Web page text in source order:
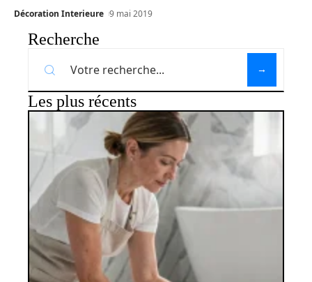
Décoration Interieure 9 mai 2019
Recherche
Les plus récents